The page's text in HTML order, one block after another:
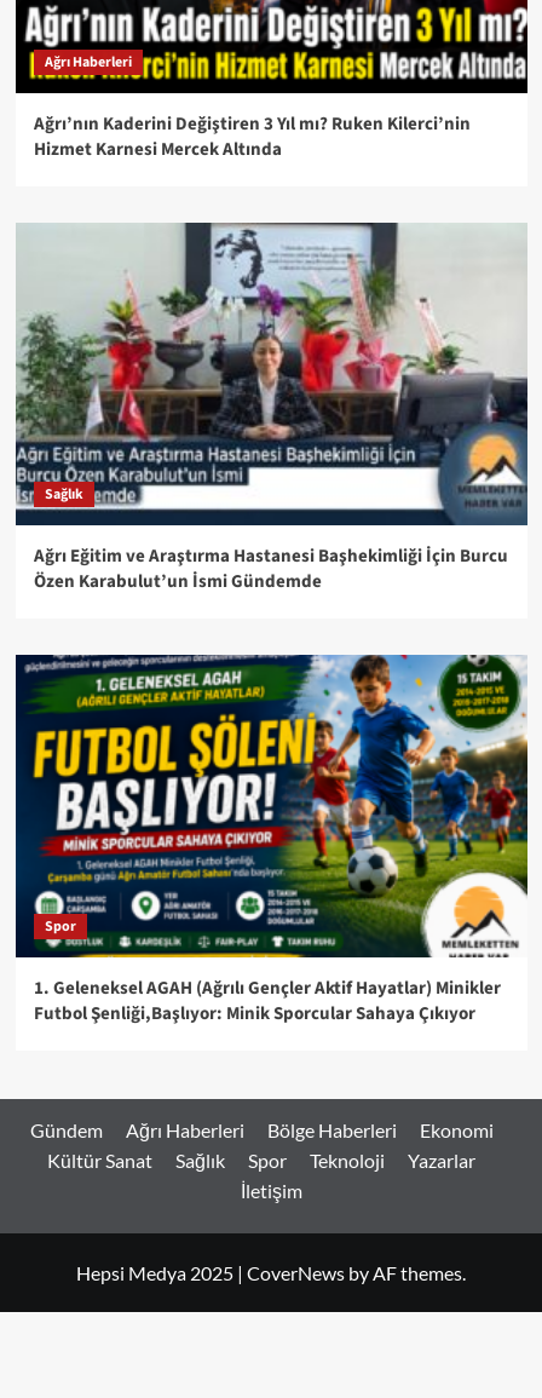
Ağrı Haberleri
Ağrı’nın Kaderini Değiştiren 3 Yıl mı? Ruken Kilerci’nin
Hizmet Karnesi Mercek Altında
Sağlık
Ağrı Eğitim ve Araştırma Hastanesi Başhekimliği İçin Burcu
Özen Karabulut’un İsmi Gündemde
Spor
1. Geleneksel AGAH (Ağrılı Gençler Aktif Hayatlar) Minikler
Futbol Şenliği,Başlıyor: Minik Sporcular Sahaya Çıkıyor
Gündem Ağrı Haberleri Bölge Haberleri
Ekonomi
Kültür Sanat
Sağlık Spor Teknoloji
Yazarlar
İletişim
Hepsi Medya 2025 | CoverNews by AF themes.